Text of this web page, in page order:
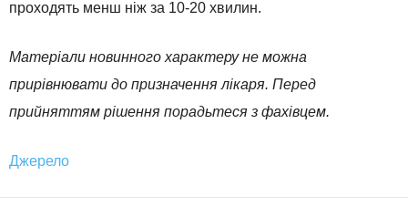
проходять менш ніж за 10-20 хвилин.
Матеріали новинного характеру не можна
прирівнювати до призначення лікаря. Перед
прийняттям рішення порадьтеся з фахівцем.
Джерело